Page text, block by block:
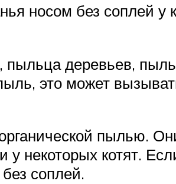
носом без соплей у
пыльца деревьев,
это может
пылью.
некоторых котят.
соплей.